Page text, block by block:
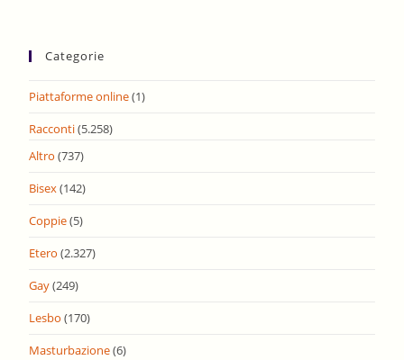
Categorie
Piattaforme online(1)
Racconti(5.258)
Altro (737)
Bisex(142)
Coppie(5)
Etero (2.327)
Gay(249)
Lesbo (170)
Masturbazione(6)